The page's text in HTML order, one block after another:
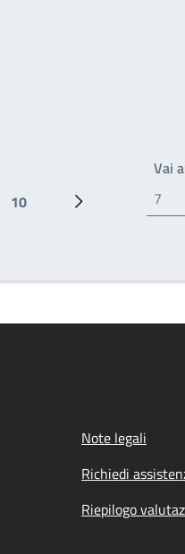
Pagina
10
Prossima pagina
Vai
Note legali
Richiedi
Riepilogo